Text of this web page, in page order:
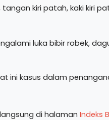
kiri patah, kaki kiri
luka bibir robek,
ini kasus dalam
di halaman Indeks